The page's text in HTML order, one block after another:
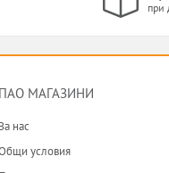
при
ПАО МАГАЗИНИ
нас
условия